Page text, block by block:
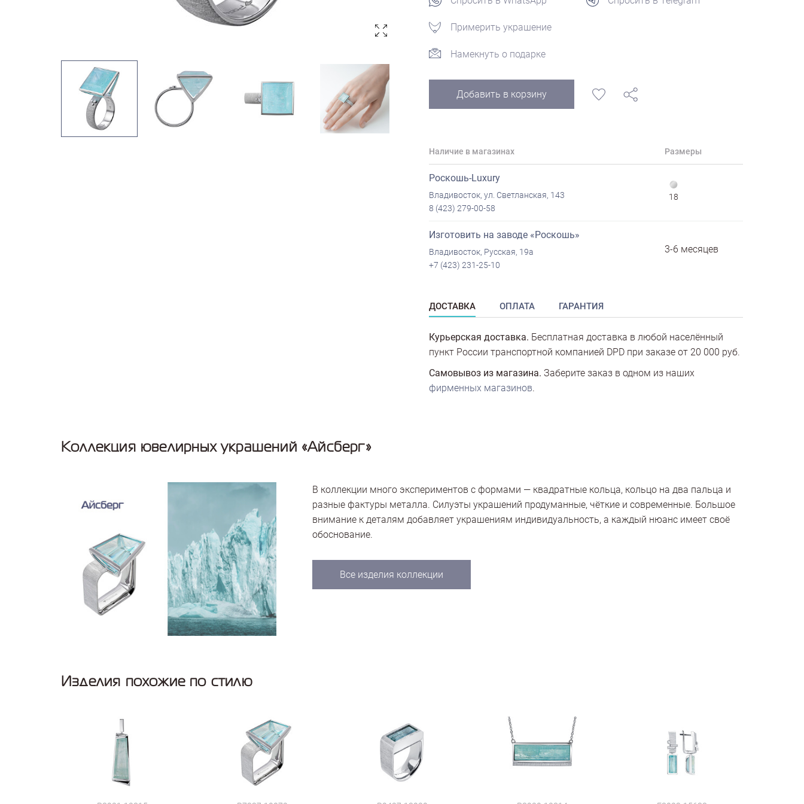
Примерить украшение
Намекнуть о подарке
Добавить в корзину
Наличие в магазинах Размеры
Роскошь-Luxury
Владивосток, ул. Светланская, 143
8 (423) 279-00-58
18
Изготовить на заводе «Роскошь»
Владивосток, Русская, 19а
+7 (423) 231-25-10
3-6 месяцев
ДОСТАВКА ОПЛАТА ГАРАНТИЯ
Курьерская доставка. Бесплатная доставка в любой населённый
пункт России транспортной компанией DPD при заказе от 20 000 руб.
Самовывоз из магазина. Заберите заказ в одном из наших
фирменных магазинов.
Коллекция ювелирных украшений «Айсберг»
В коллекции много экспериментов с формами — квадратные кольца, кольцо на два пальца и
разные фактуры металла. Силуэты украшений продуманные, чёткие и современные. Большое
внимание к деталям добавляет украшениям индивидуальность, а каждый нюанс имеет своё
обоснование.
Все изделия коллекции
Изделия похожие по стилю